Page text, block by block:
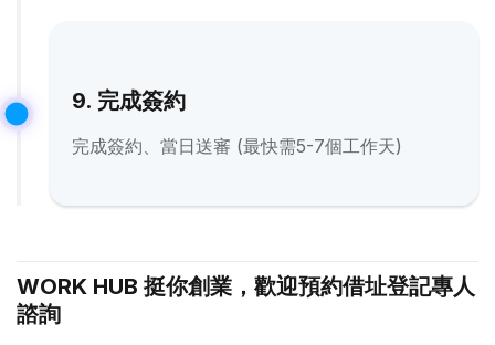
9. 完成簽約
完成簽約、當日送審 (最快需5-7個工作天)
WORK HUB 挺你創業，歡迎預約借址登記專人
諮詢